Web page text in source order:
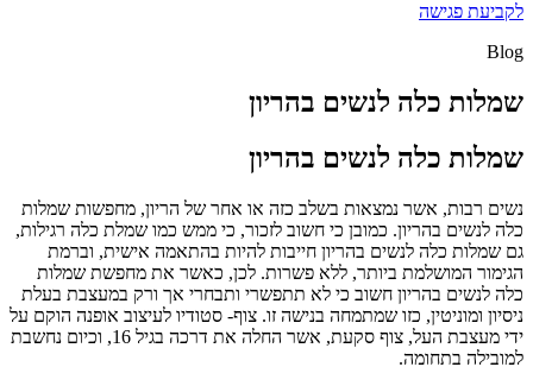
לקביעת פגישה
Blog
שמלות כלה לנשים בהריון
שמלות כלה לנשים בהריון
נשים רבות, אשר נמצאות בשלב כזה או אחר של הריון, מחפשות שמלות
כלה לנשים בהריון. כמובן כי חשוב לזכור, כי ממש כמו שמלת כלה רגילות,
גם שמלות כלה לנשים בהריון חייבות להיות בהתאמה אישית, וברמת
הגימור המושלמת ביותר, ללא פשרות. לכן, כאשר את מחפשת שמלות
כלה לנשים בהריון חשוב כי לא תתפשרי ותבחרי אך ורק במעצבת בעלת
ניסיון ומוניטין, כזו שמתמחה בנישה זו. צוף- סטודיו לעיצוב אופנה הוקם על
ידי מעצבת העל, צוף סקעת, אשר החלה את דרכה בגיל 16, וכיום נחשבת
למובילה בתחומה.